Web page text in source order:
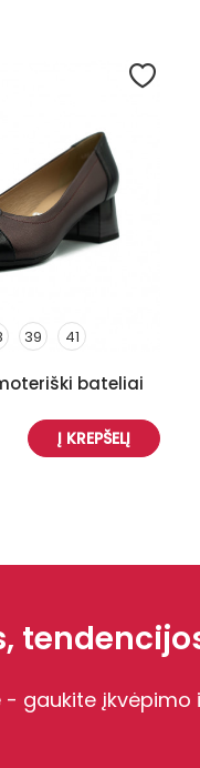
39 41
bateliai
Į KREPŠELĮ
gaukite įkvėpimo